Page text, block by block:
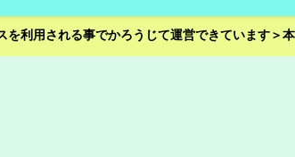
利用される事でかろうじて運営できています＞